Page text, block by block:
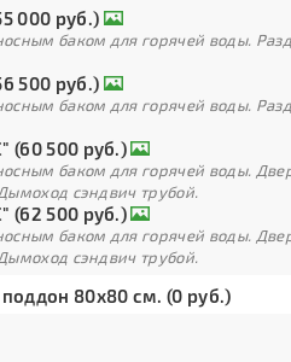
000 руб.)
баком для горячей воды.
500 руб.)
баком для горячей воды.
(60 500 руб.)
баком для горячей воды.
сэндвич трубой.
(62 500 руб.)
баком для горячей воды.
сэндвич трубой.
80х80 см. (0 руб.)